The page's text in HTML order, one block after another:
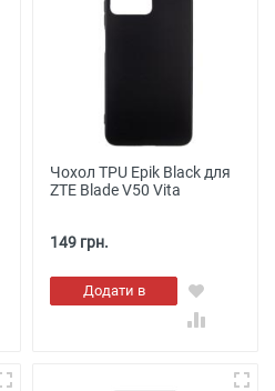
Чохол TPU Epik Black для
ZTE Blade V50 Vita
149 грн.
Додати в
кошик